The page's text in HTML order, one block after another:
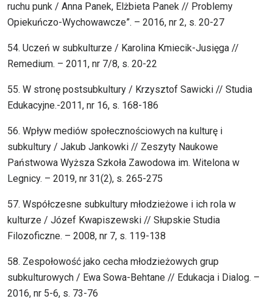
ruchu punk / Anna Panek, Elżbieta Panek // Problemy
Opiekuńczo-Wychowawcze”. – 2016, nr 2, s. 20-27
54. Uczeń w subkulturze / Karolina Kmiecik-Jusięga //
Remedium. – 2011, nr 7/8, s. 20-22
55. W stronę postsubkultury / Krzysztof Sawicki // Studia
Edukacyjne.-2011, nr 16, s. 168-186
56. Wpływ mediów społecznościowych na kulturę i
subkultury / Jakub Jankowki // Zeszyty Naukowe
Państwowa Wyższa Szkoła Zawodowa im. Witelona w
Legnicy. – 2019, nr 31(2), s. 265-275
57. Współczesne subkultury młodzieżowe i ich rola w
kulturze / Józef Kwapiszewski // Słupskie Studia
Filozoficzne. – 2008, nr 7, s. 119-138
58. Zespołowość jako cecha młodzieżowych grup
subkulturowych / Ewa Sowa-Behtane // Edukacja i Dialog. –
2016, nr 5-6, s. 73-76